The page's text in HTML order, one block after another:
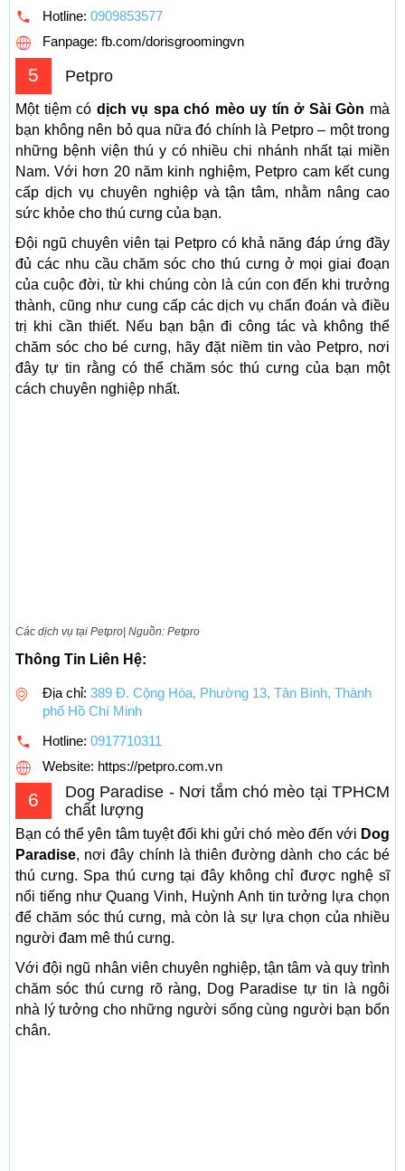
Hotline: 0909853577
Fanpage: fb.com/dorisgroomingvn
5 Petpro
Một tiệm có dịch vụ spa chó mèo uy tín ở Sài Gòn mà
bạn không nên bỏ qua nữa đó chính là Petpro – một trong
những bệnh viện thú y có nhiều chi nhánh nhất tại miền
Nam. Với hơn 20 năm kinh nghiệm, Petpro cam kết cung
cấp dịch vụ chuyên nghiệp và tận tâm, nhằm nâng cao
sức khỏe cho thú cưng của bạn.
Đội ngũ chuyên viên tại Petpro có khả năng đáp ứng đầy
đủ các nhu cầu chăm sóc cho thú cưng ở mọi giai đoạn
của cuộc đời, từ khi chúng còn là cún con đến khi trưởng
thành, cũng như cung cấp các dịch vụ chẩn đoán và điều
trị khi cần thiết. Nếu bạn bận đi công tác và không thể
chăm sóc cho bé cưng, hãy đặt niềm tin vào Petpro, nơi
đây tự tin rằng có thể chăm sóc thú cưng của bạn một
cách chuyên nghiệp nhất.
Các dịch vụ tại Petpro| Nguồn: Petpro
Thông Tin Liên Hệ:
Địa chỉ: 389 Đ. Cộng Hòa, Phường 13, Tân Bình, Thành
phố Hồ Chí Minh
Hotline: 0917710311
Website: https://petpro.com.vn
6
Dog Paradise - Nơi tắm chó mèo tại TPHCM
chất lượng
Bạn có thể yên tâm tuyệt đối khi gửi chó mèo đến với Dog
Paradise, nơi đây chính là thiên đường dành cho các bé
thú cưng. Spa thú cưng tại đây không chỉ được nghệ sĩ
nổi tiếng như Quang Vinh, Huỳnh Anh tin tưởng lựa chọn
để chăm sóc thú cưng, mà còn là sự lựa chọn của nhiều
người đam mê thú cưng.
Với đội ngũ nhân viên chuyên nghiệp, tận tâm và quy trình
chăm sóc thú cưng rõ ràng, Dog Paradise tự tin là ngôi
nhà lý tưởng cho những người sống cùng người bạn bốn
chân.